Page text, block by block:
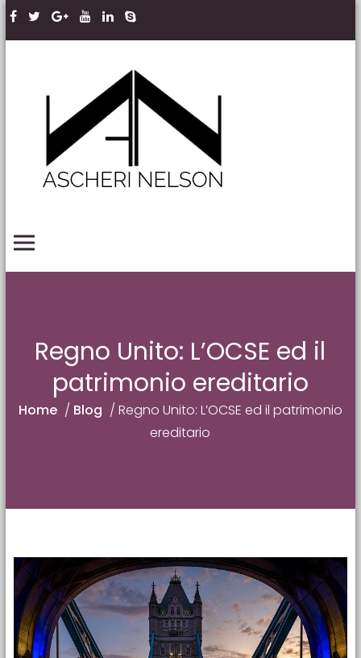
Skip to content
Regno Unito: L’OCSE ed il
patrimonio ereditario
Home / Blog / Regno Unito: L’OCSE ed il patrimonio
ereditario